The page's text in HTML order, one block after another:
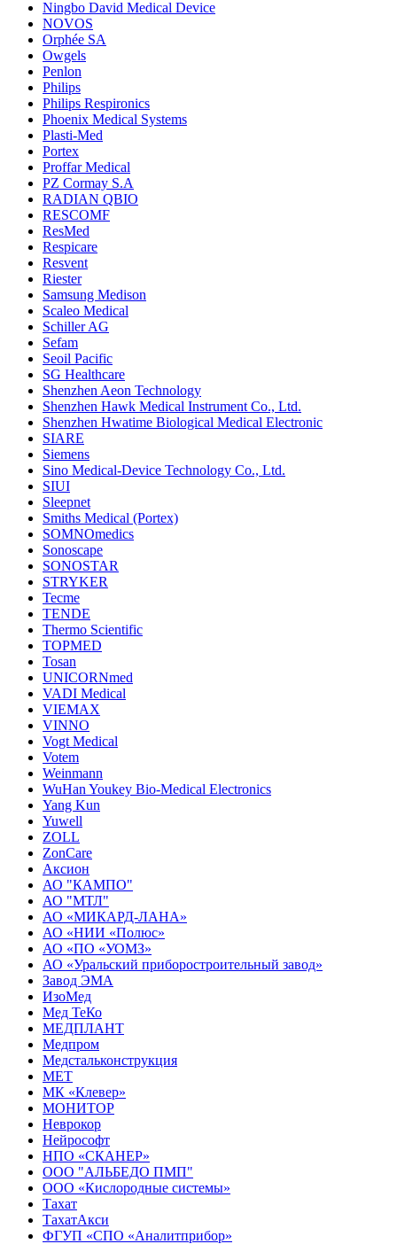
Ningbo David Medical Device
NOVOS
Orphée SA
Owgels
Penlon
Philips
Philips Respironics
Phoenix Medical Systems
Plasti-Med
Portex
Proffar Medical
PZ Cormay S.A
RADIAN QBIO
RESCOMF
ResMed
Respicare
Resvent
Riester
Samsung Medison
Scaleo Medical
Schiller AG
Sefam
Seoil Pacific
SG Healthcare
Shenzhen Aeon Technology
Shenzhen Hawk Medical Instrument Co., Ltd.
Shenzhen Hwatime Biological Medical Electronic
SIARE
Siemens
Sino Medical-Device Technology Co., Ltd.
SIUI
Sleepnet
Smiths Medical (Portex)
SOMNOmedics
Sonoscape
SONOSTAR
STRYKER
Tecme
TENDE
Thermo Scientific
TOPMED
Tosan
UNICORNmed
VADI Medical
VIEMAX
VINNO
Vogt Medical
Votem
Weinmann
WuHan Youkey Bio-Medical Electronics
Yang Kun
Yuwell
ZOLL
ZonCare
Аксион
АО "КАМПО"
АО "МТЛ"
АО «МИКАРД-ЛАНА»
АО «НИИ «Полюс»
АО «ПО «УОМЗ»
АО «Уральский приборостроительный завод»
Завод ЭМА
ИзоМед
Мед ТеКо
МЕДПЛАНТ
Медпром
Медстальконструкция
МЕТ
МК «Клевер»
МОНИТОР
Неврокор
Нейрософт
НПО «СКАНЕР»
ООО "АЛЬБЕДО ПМП"
ООО «Кислородные системы»
Тахат
ТахатАкси
ФГУП «СПО «Аналитприбор»